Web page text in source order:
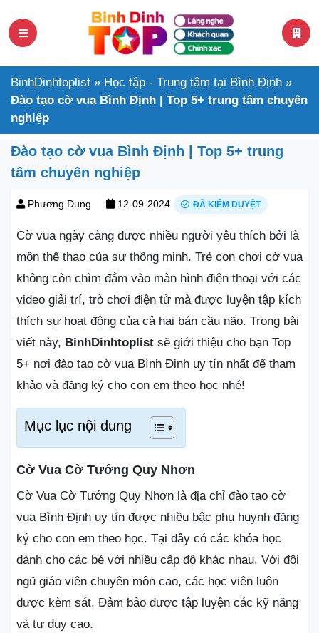
BinhDinhtoplist » Học tập - Trung tâm tại Bình Định »
Đào tạo cờ vua Bình Định | Top 5+ trung tâm chuyên
nghiệp
Đào tạo cờ vua Bình Định | Top 5+ trung
tâm chuyên nghiệp
Phương Dung 12-09-2024 ĐÃ KIỂM DUYỆT
Cờ vua ngày càng được nhiều người yêu thích bởi là
môn thể thao của sự thông minh. Trẻ con chơi cờ vua
không còn chìm đắm vào màn hình điện thoại với các
video giải trí, trò chơi điện tử mà được luyện tập kích
thích sự hoạt động của cả hai bán cầu não. Trong bài
viết này, BinhDinhtoplist sẽ giới thiệu cho bạn Top
5+ nơi đào tạo cờ vua Bình Định uy tín nhất để tham
khảo và đăng ký cho con em theo học nhé!
Mục lục nội dung
Cờ Vua Cờ Tướng Quy Nhơn
Cờ Vua Cờ Tướng Quy Nhơn là địa chỉ đào tạo cờ
vua Bình Định uy tín được nhiều bậc phụ huynh đăng
ký cho con em theo học. Tại đây có các khóa học
dành cho các bé với nhiều cấp độ khác nhau. Với đội
ngũ giáo viên chuyên môn cao, các học viên luôn
được kèm sát. Đảm bảo được tập luyện các kỹ năng
và tư duy cao.